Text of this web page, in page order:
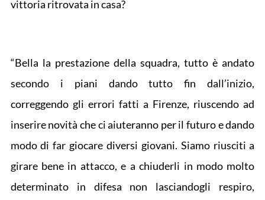
vittoria ritrovata in casa?
“Bella la prestazione della squadra, tutto è andato
secondo i piani dando tutto fin dall’inizio,
correggendo gli errori fatti a Firenze, riuscendo ad
inserire novità che ci aiuteranno per il futuro e dando
modo di far giocare diversi giovani. Siamo riusciti a
girare bene in attacco, e a chiuderli in modo molto
determinato in difesa non lasciandogli respiro,